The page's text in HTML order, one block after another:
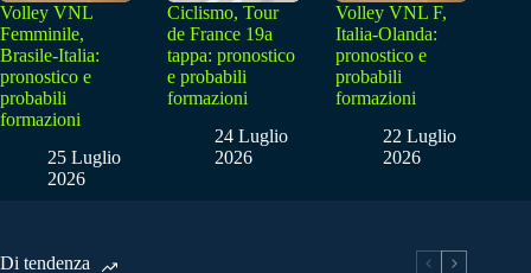
Volley VNL
Femminile,
Brasile-Italia:
pronostico e
probabili
formazioni
25 Luglio
2026
Ciclismo, Tour
de France 19a
tappa: pronostico
e probabili
formazioni
24 Luglio
2026
Volley VNL F,
Italia-Olanda:
pronostico e
probabili
formazioni
22 Luglio
2026
Di tendenza